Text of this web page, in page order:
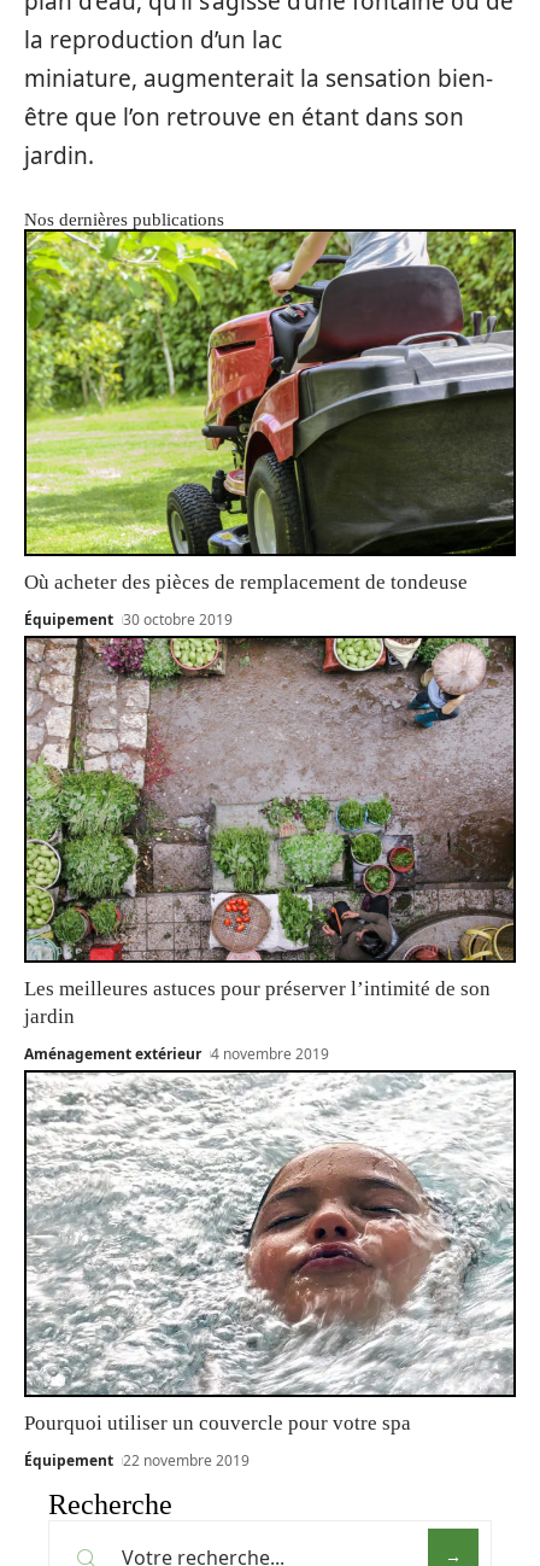
la reproduction d’un lac
miniature, augmenterait la sensation bien-
être que l’on retrouve en étant dans son
jardin.
Nos dernières publications
Où acheter des pièces de remplacement de tondeuse
Équipement 30 octobre 2019
Les meilleures astuces pour préserver l’intimité de son
jardin
Aménagement extérieur 4 novembre 2019
Pourquoi utiliser un couvercle pour votre spa
Équipement 22 novembre 2019
Recherche